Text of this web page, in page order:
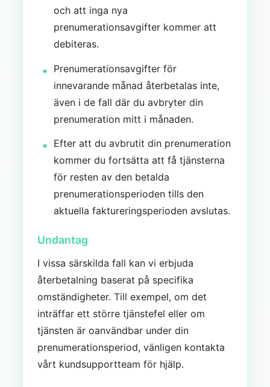
och att inga nya
prenumerationsavgifter kommer att
debiteras.
Prenumerationsavgifter för
innevarande månad återbetalas inte,
även i de fall där du avbryter din
prenumeration mitt i månaden.
Efter att du avbrutit din prenumeration
kommer du fortsätta att få tjänsterna
för resten av den betalda
prenumerationsperioden tills den
aktuella faktureringsperioden avslutas.
Undantag
I vissa särskilda fall kan vi erbjuda
återbetalning baserat på specifika
omständigheter. Till exempel, om det
inträffar ett större tjänstefel eller om
tjänsten är oanvändbar under din
prenumerationsperiod, vänligen kontakta
vårt kundsupportteam för hjälp.